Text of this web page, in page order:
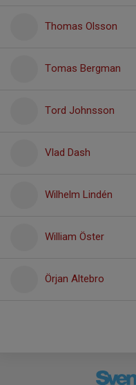
Thomas Olsson
Tomas Bergman
Tord Johnsson
Vlad Dash
Wilhelm Lindén
William Öster
Örjan Altebro